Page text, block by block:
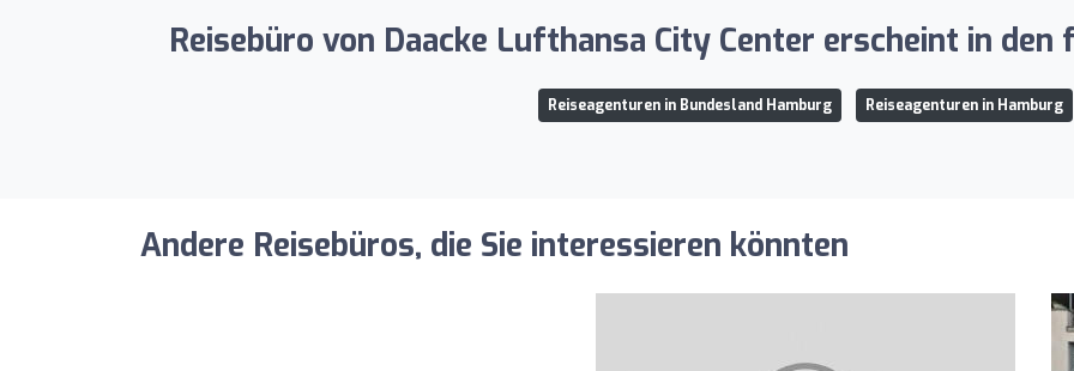
Reisebüro von Daacke Lufthansa City Center erscheint in den
Reiseagenturen in Bundesland Hamburg Reiseagenturen in Hamburg
Andere Reisebüros, die Sie interessieren könnten